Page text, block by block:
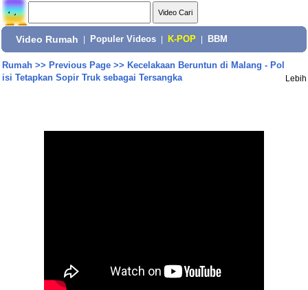
Video Rumah Populer Videos K-POP BBM
Rumah>> Previous Page>> Kecelakaan Beruntun di Malang - Pol
isi Tetapkan Sopir Truk sebagai Tersangka
Lebih